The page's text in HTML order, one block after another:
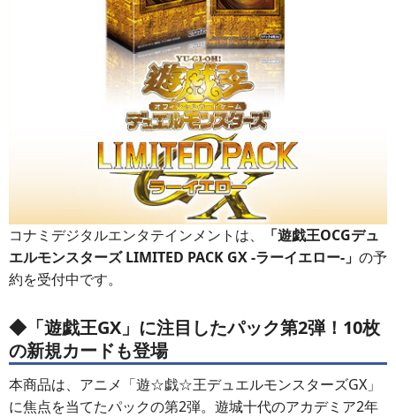
コナミデジタルエンタテインメントは、
「遊戯王OCGデュ
エルモンスターズ LIMITED PACK GX -ラーイエロー-」 の予
約を受付中です。
◆「遊戯王GX」に注目したパック第2弾！10枚
の新規カードも登場
本商品は、アニメ「遊☆戯☆王デュエルモンスターズGX」
に焦点を当てたパックの第2弾。遊城十代のアカデミア2年